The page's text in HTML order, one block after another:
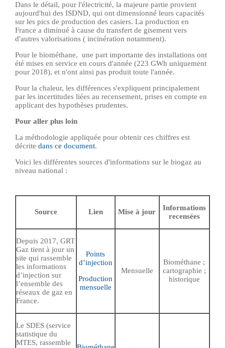
Dans le détail, pour l'électricité, la majeure partie provient
aujourd'hui des ISDND, qui ont dimensionné leurs capacités
sur les pics de production des casiers. La production en
France a diminué à cause du transfert de gisement vers
d'autres valorisations ( incinération notamment).
Pour le biométhane, une part importante des installations ont
été mises en service en cours d'année (223 GWh uniquement
pour 2018), et n'ont ainsi pas produit toute l'année.
Pour la chaleur, les différences s'expliquent principalement
par les incertitudes liées au recensement, prises en compte en
applicant des hypothèses prudentes.
Pour aller plus loin
La méthodologie appliquée pour obtenir ces chiffres est
décrite dans ce document.
Voici les différentes sources d'informations sur le biogaz au
niveau national :
Source Lien Mise à jour
Informations
recensées
Depuis 2017, GRT
Gaz tient à jour un
site qui rassemble
les informations
d’injection sur
l’ensemble des
réseaux de gaz en
France.
Points
d’injection
Production
mensuelle
Mensuelle
Biométhane ;
cartographie ;
historique
Le SDES (service
statistique du
MTES, rassemble